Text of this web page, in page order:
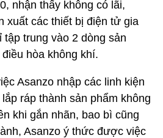
nhận thấy không có lãi,
xuất các thiết bị điện tử gia
trung vào 2 dòng sản
hòa không khí.
Asanzo nhập các linh kiện
ráp thành sản phẩm không
khi gắn nhãn, bao bì cũng
Asanzo ý thức được việc